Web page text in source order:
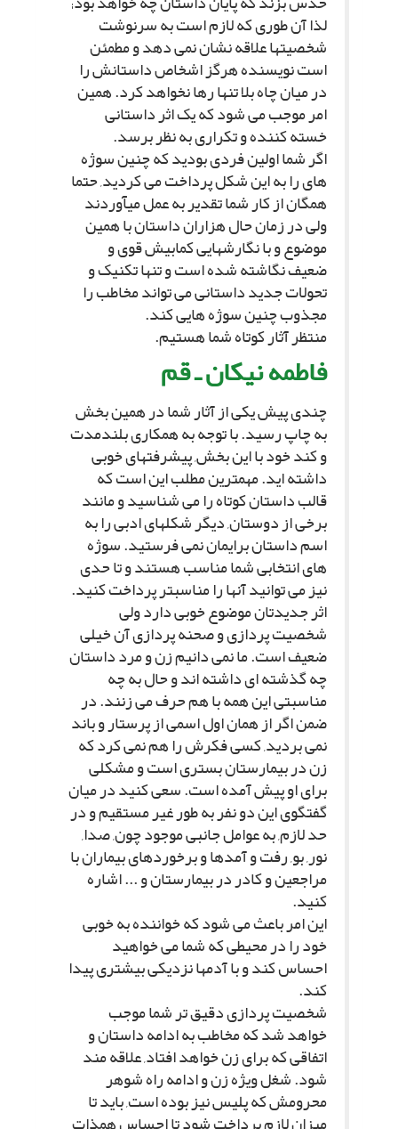
لذا آن طورى که لازم است به سرنوشت
شخصیتها علاقه نشان نمى دهد و مطمئن
است نویسنده هرگز اشخاص داستانش را
در میان چاه بلا تنها رها نخواهد کرد. همین
امر موجب مى شود که یک اثر داستانى
خسته کننده و تکرارى به نظر برسد.
اگر شما اولین فردى بودید که چنین سوژه
هاى را به این شکل پرداخت مى کردید, حتما
همگان از کار شما تقدیر به عمل مىآوردند
ولى در زمان حال هزاران داستان با همین
موضوع و با نگارشهایى کمابیش قوى و
ضعیف نگاشته شده است و تنها تکنیک و
تحولات جدید داستانى مى تواند مخاطب را
مجذوب چنین سوژه هایى کند.
منتظر آثار کوتاه شما هستیم.
فاطمه نیکان ـ قم
چندى پیش یکى از آثار شما در همین بخش
به چاپ رسید. با توجه به همکارى بلندمدت
و کند خود با این بخش, پیشرفتهاى خوبى
داشته اید. مهمترین مطلب این است که
قالب داستان کوتاه را مى شناسید و مانند
برخى از دوستان, دیگر شکلهاى ادبى را به
اسم داستان برایمان نمى فرستید. سوژه
هاى انتخابى شما مناسب هستند و تا حدى
نیز مى توانید آنها را مناسبتر پرداخت کنید.
اثر جدیدتان موضوع خوبى دارد ولى
شخصیت پردازى و صحنه پردازى آن خیلى
ضعیف است. ما نمى دانیم زن و مرد داستان
چه گذشته اى داشته اند و حال به چه
مناسبتى این همه با هم حرف مى زنند. در
ضمن اگر از همان اول اسمى از پرستار و باند
نمى بردید, کسى فکرش را هم نمى کرد که
زن در بیمارستان بسترى است و مشکلى
براى او پیش آمده است. سعى کنید در میان
گفتگوى این دو نفر به طور غیر مستقیم و در
حد لازم, به عوامل جانبى موجود چون, صدا,
نور, بو, رفت و آمدها و برخوردهاى بیماران با
مراجعین و کادر در بیمارستان و ... اشاره
کنید.
این امر باعث مى شود که خواننده به خوبى
خود را در محیطى که شما مى خواهید
احساس کند و با آدمها نزدیکى بیشترى پیدا
کند.
شخصیت پردازى دقیق تر شما موجب
خواهد شد که مخاطب به ادامه داستان و
اتفاقى که براى زن خواهد افتاد, علاقه مند
شود. شغل ویژه زن و ادامه راه شوهر
محرومش که پلیس نیز بوده است, باید تا